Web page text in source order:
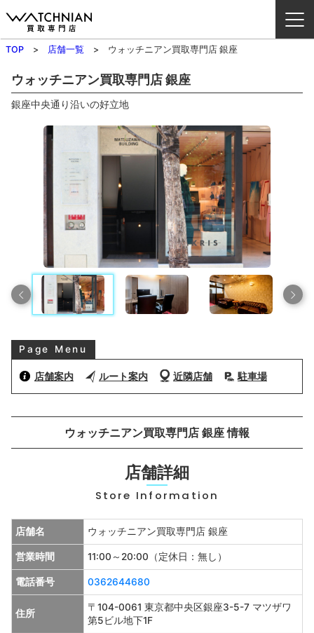
ブランドから探す
取扱いカテゴリ
よくある質問
買取方法
査定方法
店舗一覧
お役立ち情報
0120-954-800
(11:00～20:00年中無休)
24時間受付中！
メール査定はこちらから
TOP 店舗一覧 ウォッチニアン買取専門店 銀座
ウォッチニアン買取専門店 銀座
銀座中央通り沿いの好立地
Page Menu
店舗案内 ルート案内 近隣店舗 駐車場
ウォッチニアン買取専門店 銀座 情報
店舗詳細
Store Information
店舗名 ウォッチニアン買取専門店 銀座
営業時間 11:00～20:00（定休日：無し）
電話番号 0362644680
住所
〒104-0061 東京都中央区銀座3-5-7 マツザワ
第5ビル地下1F